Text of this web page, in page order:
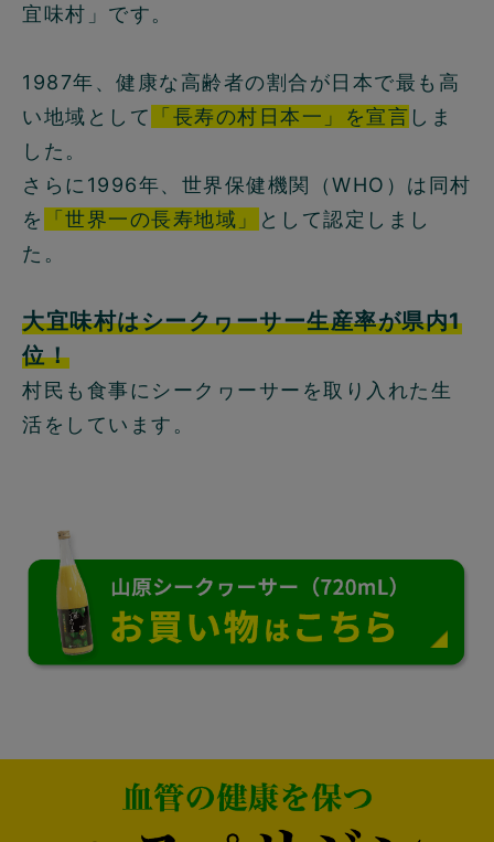
宜味村」です。
1987年、健康な高齢者の割合が日本で最も高
い地域として
「長寿の村日本一」を宣言 しま
した。
さらに1996年、世界保健機関（WHO）は同村
を
「世界一の長寿地域」
として認定しまし
た。
大宜味村はシークヮーサー生産率が県内1
位！
村民も食事にシークヮーサーを取り入れた生
活をしています。